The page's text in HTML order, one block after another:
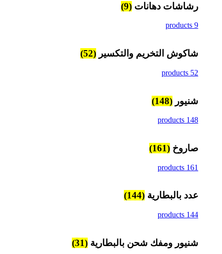
رشاشات دهانات (9)
9 products
شاكوش التخريم والتكسير (52)
52 products
شنيور (148)
148 products
صاروخ (161)
161 products
عدد بالبطارية (144)
144 products
شنيور ومفك شحن بالبطارية (31)